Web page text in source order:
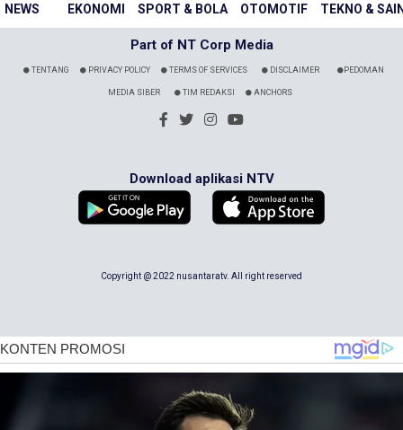
NEWS EKONOMI SPORT & BOLA OTOMOTIF TEKNO &
Part of NT Corp Media
TENTANG PRIVACY POLICY TERMS OF SERVICES DISCLAIMER PEDOMAN
MEDIA SIBER TIM REDAKSI ANCHORS
Download aplikasi NTV
Copyright @ 2022 nusantaratv. All right reserved